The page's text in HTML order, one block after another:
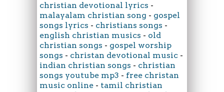
christian devotional lyrics -
malayalam christian song - gospel
songs lyrics - christians songs -
english christian musics - old
christian songs - gospel worship
songs - christan devotional music -
indian christian songs - christian
songs youtube mp3 - free christan
music online - tamil christian